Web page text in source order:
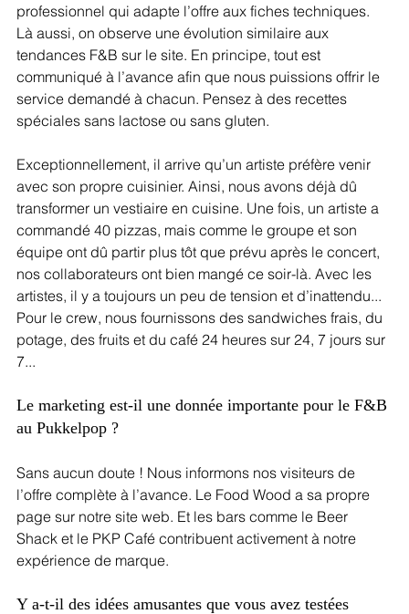
professionnel qui adapte l’offre aux fiches techniques.
Là aussi, on observe une évolution similaire aux
tendances F&B sur le site. En principe, tout est
communiqué à l’avance afin que nous puissions offrir le
service demandé à chacun. Pensez à des recettes
spéciales sans lactose ou sans gluten.
Exceptionnellement, il arrive qu’un artiste préfère venir
avec son propre cuisinier. Ainsi, nous avons déjà dû
transformer un vestiaire en cuisine. Une fois, un artiste a
commandé 40 pizzas, mais comme le groupe et son
équipe ont dû partir plus tôt que prévu après le concert,
nos collaborateurs ont bien mangé ce soir-là. Avec les
artistes, il y a toujours un peu de tension et d’inattendu...
Pour le crew, nous fournissons des sandwiches frais, du
potage, des fruits et du café 24 heures sur 24, 7 jours sur
7...
Le marketing est-il une donnée importante pour le F&B
au Pukkelpop ?
Sans aucun doute ! Nous informons nos visiteurs de
l’offre complète à l’avance. Le Food Wood a sa propre
page sur notre site web. Et les bars comme le Beer
Shack et le PKP Café contribuent activement à notre
expérience de marque.
Y a-t-il des idées amusantes que vous avez testées